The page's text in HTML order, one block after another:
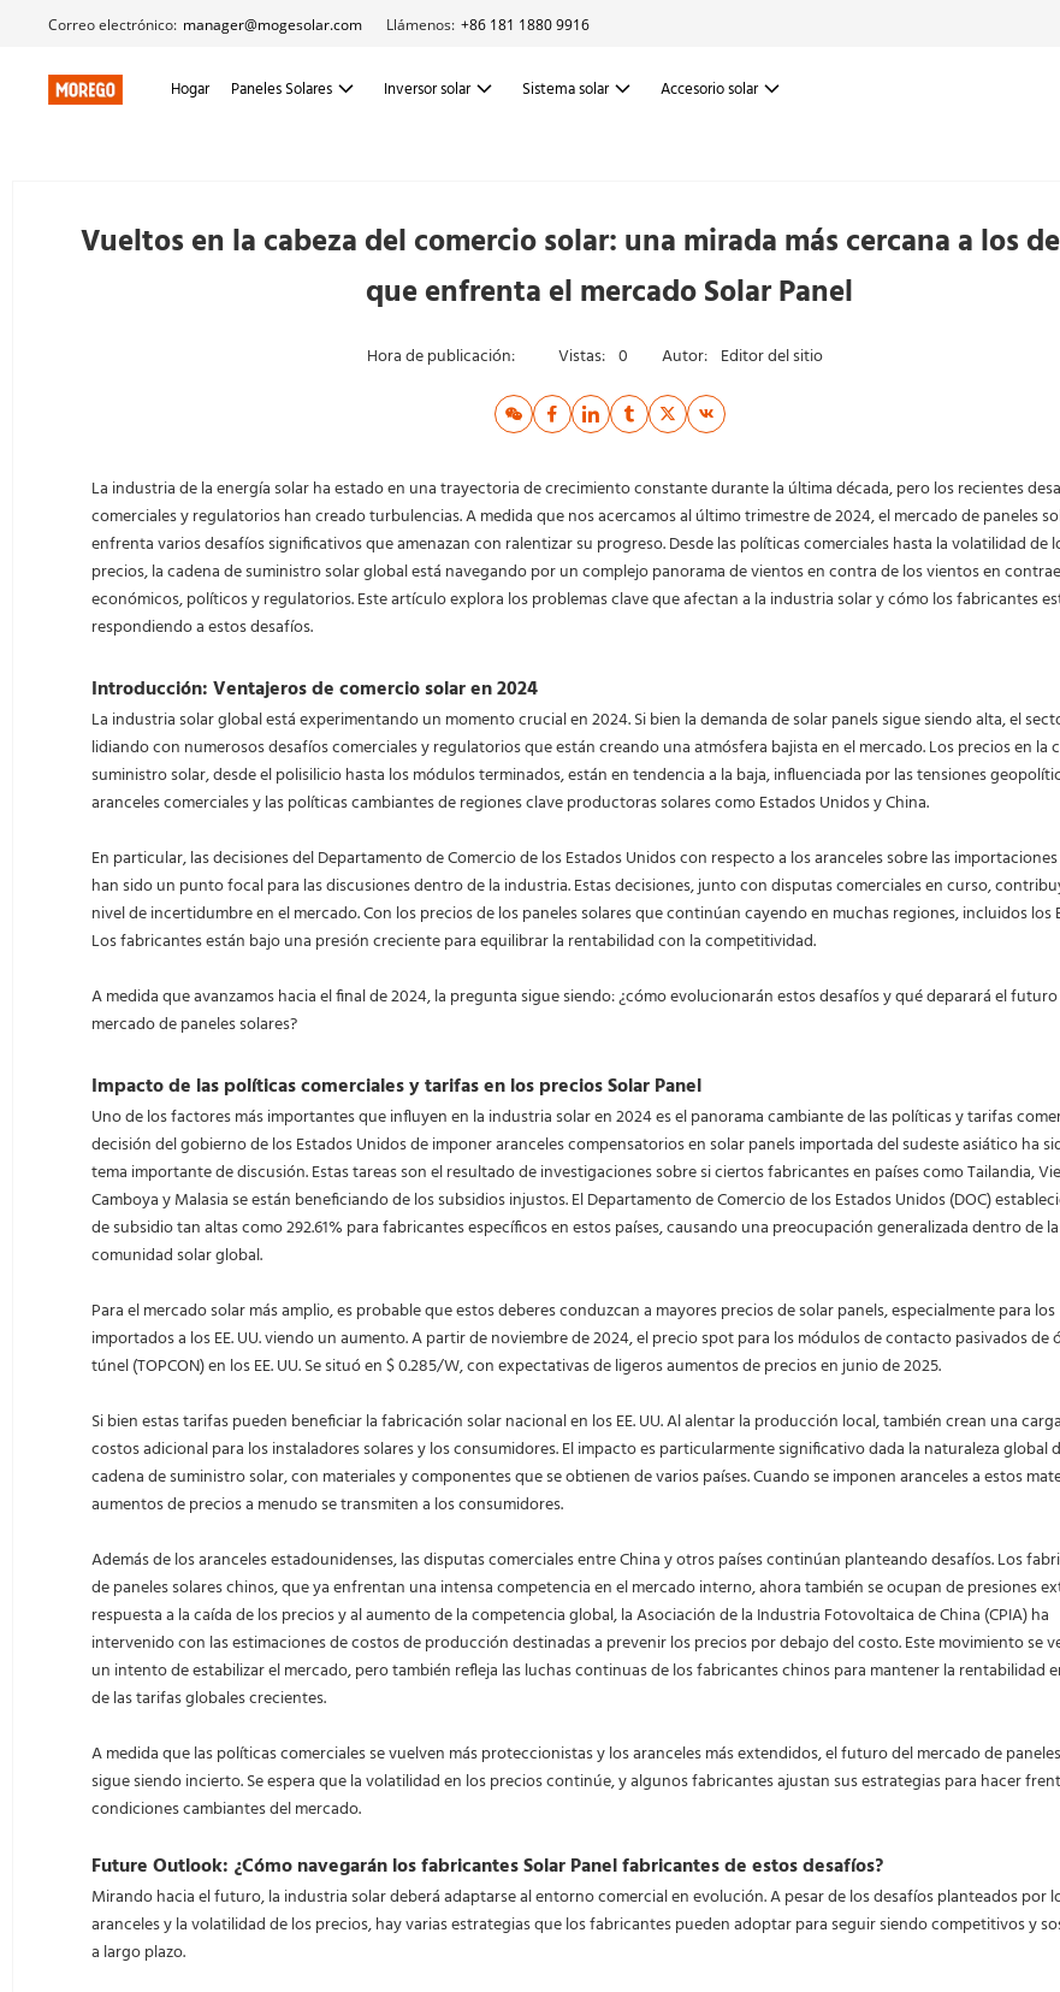
Correo electrónico: manager@mogesolar.com Llámenos: +86 181 1880 9916
Hogar Paneles Solares Inversor solar Sistema solar Accesorio solar
Vueltos en la cabeza del comercio solar: una mirada más cercana a los
que enfrenta el mercado Solar Panel
Hora de publicación: Vistas: 0 Autor: Editor del sitio
La industria de la energía solar ha estado en una trayectoria de crecimiento constante durante la última década, pero los recientes
comerciales y regulatorios han creado turbulencias. A medida que nos acercamos al último trimestre de 2024, el mercado de paneles
enfrenta varios desafíos significativos que amenazan con ralentizar su progreso. Desde las políticas comerciales hasta la volatilidad de
precios, la cadena de suministro solar global está navegando por un complejo panorama de vientos en contra de los vientos en contrae
económicos, políticos y regulatorios. Este artículo explora los problemas clave que afectan a la industria solar y cómo los fabricantes
respondiendo a estos desafíos.
Introducción: Ventajeros de comercio solar en 2024
La industria solar global está experimentando un momento crucial en 2024. Si bien la demanda de solar panels sigue siendo alta, el
lidiando con numerosos desafíos comerciales y regulatorios que están creando una atmósfera bajista en el mercado. Los precios en la
suministro solar, desde el polisilicio hasta los módulos terminados, están en tendencia a la baja, influenciada por las tensiones
aranceles comerciales y las políticas cambiantes de regiones clave productoras solares como Estados Unidos y China.
En particular, las decisiones del Departamento de Comercio de los Estados Unidos con respecto a los aranceles sobre las
han sido un punto focal para las discusiones dentro de la industria. Estas decisiones, junto con disputas comerciales en curso,
nivel de incertidumbre en el mercado. Con los precios de los paneles solares que continúan cayendo en muchas regiones, incluidos los
Los fabricantes están bajo una presión creciente para equilibrar la rentabilidad con la competitividad.
A medida que avanzamos hacia el final de 2024, la pregunta sigue siendo: ¿cómo evolucionarán estos desafíos y qué deparará el
mercado de paneles solares?
Impacto de las políticas comerciales y tarifas en los precios Solar Panel
Uno de los factores más importantes que influyen en la industria solar en 2024 es el panorama cambiante de las políticas y tarifas
decisión del gobierno de los Estados Unidos de imponer aranceles compensatorios en solar panels importada del sudeste asiático ha
tema importante de discusión. Estas tareas son el resultado de investigaciones sobre si ciertos fabricantes en países como Tailandia,
Camboya y Malasia se están beneficiando de los subsidios injustos. El Departamento de Comercio de los Estados Unidos (DOC)
de subsidio tan altas como 292.61% para fabricantes específicos en estos países, causando una preocupación generalizada dentro de la
comunidad solar global.
Para el mercado solar más amplio, es probable que estos deberes conduzcan a mayores precios de solar panels, especialmente para los
importados a los EE. UU. viendo un aumento. A partir de noviembre de 2024, el precio spot para los módulos de contacto pasivados de
túnel (TOPCON) en los EE. UU. Se situó en $ 0.285/W, con expectativas de ligeros aumentos de precios en junio de 2025.
Si bien estas tarifas pueden beneficiar la fabricación solar nacional en los EE. UU. Al alentar la producción local, también crean una
costos adicional para los instaladores solares y los consumidores. El impacto es particularmente significativo dada la naturaleza global
cadena de suministro solar, con materiales y componentes que se obtienen de varios países. Cuando se imponen aranceles a estos
aumentos de precios a menudo se transmiten a los consumidores.
Además de los aranceles estadounidenses, las disputas comerciales entre China y otros países continúan planteando desafíos. Los
de paneles solares chinos, que ya enfrentan una intensa competencia en el mercado interno, ahora también se ocupan de presiones
respuesta a la caída de los precios y al aumento de la competencia global, la Asociación de la Industria Fotovoltaica de China (CPIA) ha
intervenido con las estimaciones de costos de producción destinadas a prevenir los precios por debajo del costo. Este movimiento se
un intento de estabilizar el mercado, pero también refleja las luchas continuas de los fabricantes chinos para mantener la rentabilidad
de las tarifas globales crecientes.
A medida que las políticas comerciales se vuelven más proteccionistas y los aranceles más extendidos, el futuro del mercado de
sigue siendo incierto. Se espera que la volatilidad en los precios continúe, y algunos fabricantes ajustan sus estrategias para hacer
condiciones cambiantes del mercado.
Future Outlook: ¿Cómo navegarán los fabricantes Solar Panel fabricantes de estos desafíos?
Mirando hacia el futuro, la industria solar deberá adaptarse al entorno comercial en evolución. A pesar de los desafíos planteados por
aranceles y la volatilidad de los precios, hay varias estrategias que los fabricantes pueden adoptar para seguir siendo competitivos y
a largo plazo.